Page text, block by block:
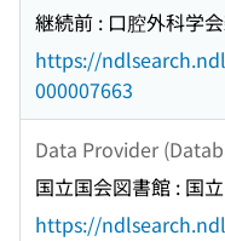
継続前 : 口腔外科学
https://
000007663
Data Provider
国立国会図書館 : 国
https://